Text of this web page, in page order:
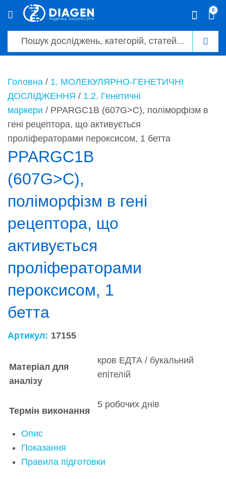
0
Головна / 1. МОЛЕКУЛЯРНО-ГЕНЕТИЧНІ
ДОСЛІДЖЕННЯ / 1.2. Генетичні
маркери / PPARGC1B (607G>C), поліморфізм в
гені рецептора, що активується
проліфераторами пероксисом, 1 бетта
PPARGC1B
(607G>C),
поліморфізм в гені
рецептора, що
активується
проліфераторами
пероксисом, 1
бетта
Артикул: 17155
Матеріал для
аналізу
кров ЕДТА / букальний
епітелій
Термін виконання
5 робочих днів
Опис
Показання
Правила підготовки